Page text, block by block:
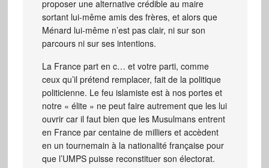
proposer une alternative crédible au maire
sortant lui-même amis des frères, et alors que
Ménard lui-même n’est pas clair, ni sur son
parcours ni sur ses intentions.
La France part en c… et votre parti, comme
ceux qu’il prétend remplacer, fait de la politique
politicienne. Le feu islamiste est à nos portes et
notre « élite » ne peut faire autrement que les lui
ouvrir car il faut bien que les Musulmans entrent
en France par centaine de milliers et accèdent
en un tournemain à la nationalité française pour
que l’UMPS puisse reconstituer son électorat.